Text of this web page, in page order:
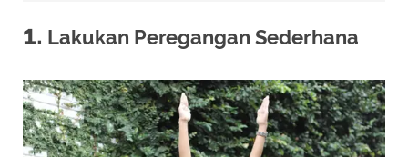
1. Lakukan Peregangan Sederhana